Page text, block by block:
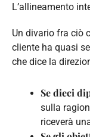
L’allineamento
Un divario fra ciò
cliente ha quasi
che dice la
Se dieci
sulla
riceverà